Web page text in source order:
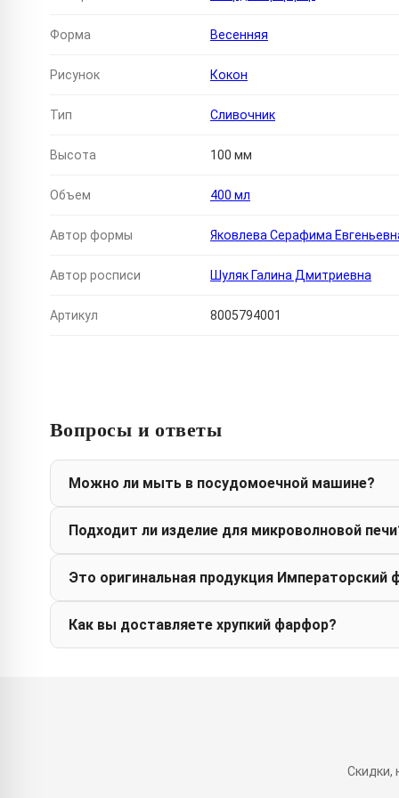
Форма Весенняя
Рисунок Кокон
Тип Сливочник
Высота 100 мм
Объем 400 мл
Автор формы Яковлева Серафима
Автор росписи Шуляк Галина Дмитриевна
Артикул 8005794001
Вопросы и ответы
Можно ли мыть в посудомоечной машине?
Подходит ли изделие для микроволновой
Это оригинальная продукция Императорский
Как вы доставляете хрупкий фарфор?
Скидки,